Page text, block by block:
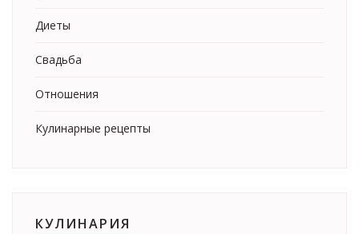
Диеты
Свадьба
Отношения
Кулинарные рецепты
КУЛИНАРИЯ